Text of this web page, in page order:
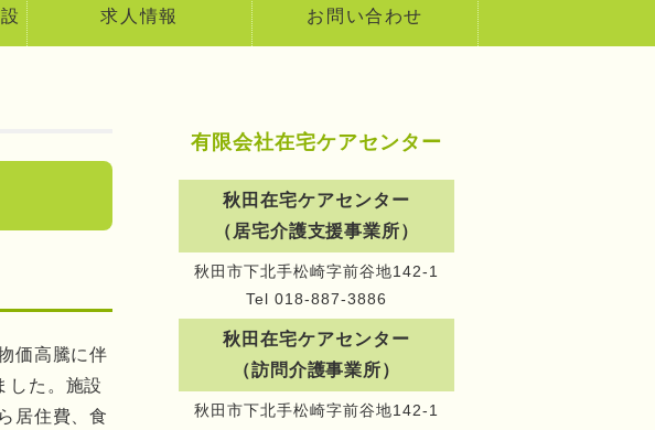
求人情報 お問い合わせ
価高騰に伴
した。施設
居住費、食
有限会社在宅ケアセンター
秋田在宅ケアセンター
（居宅介護支援事業所）
秋田市下北手松崎字前谷地142-1
Tel 018-887-3886
秋田在宅ケアセンター
（訪問介護事業所）
秋田市下北手松崎字前谷地142-1